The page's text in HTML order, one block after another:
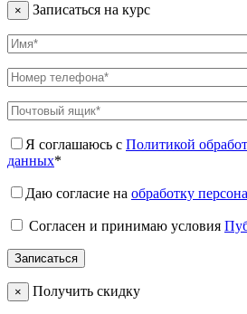
× Записаться на курс
Я соглашаюсь с Политикой
данных*
Даю согласие на обработку
Согласен и принимаю условия
× Получить скидку